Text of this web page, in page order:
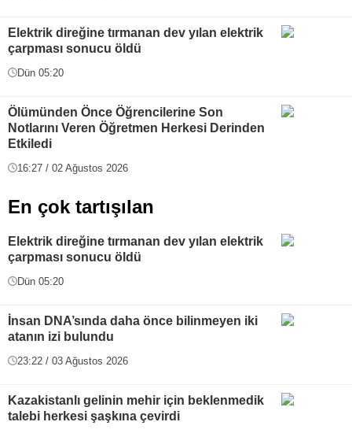
Elektrik direğine tırmanan dev yılan elektrik
çarpması sonucu öldü
Dün 05:20
Ölümünden Önce Öğrencilerine Son
Notlarını Veren Öğretmen Herkesi Derinden
Etkiledi
16:27 / 02 Ağustos 2026
En çok tartışılan
Elektrik direğine tırmanan dev yılan elektrik
çarpması sonucu öldü
Dün 05:20
İnsan DNA’sında daha önce bilinmeyen iki
atanın izi bulundu
23:22 / 03 Ağustos 2026
Kazakistanlı gelinin mehir için beklenmedik
talebi herkesi şaşkına çevirdi